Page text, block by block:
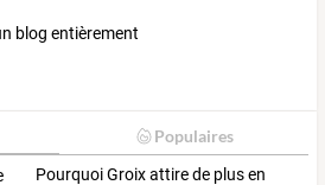
blog entièrement
Populaires
PourquoiGroixattirede plusen